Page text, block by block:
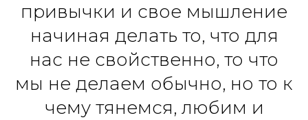
привычки и свое мышление
начиная делать то, что для
нас не свойственно, то что
мы не делаем обычно, но то к
чему тянемся, любим и